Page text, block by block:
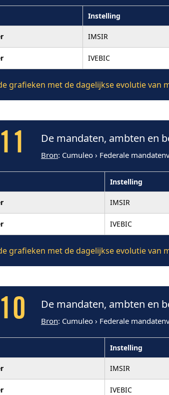
Instelling
IMSIR
IVEBIC
grafieken met de dagelijkse evolutie van
De mandaten, ambten en
Bron: Cumuleo › Federale
Instelling
IMSIR
IVEBIC
grafieken met de dagelijkse evolutie van
De mandaten, ambten en
Bron: Cumuleo › Federale
Instelling
IMSIR
IVEBIC